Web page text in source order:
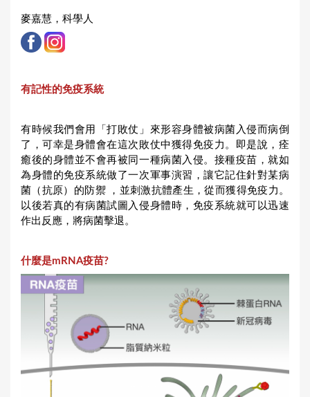
麥嘉慧，科學人
有記性的免疫系統
有時候我們會用「打敗仗」來形容身體被病菌入侵而病倒
了，可幸是身體會在這次敗仗中獲得免疫力。即是說，痊
癒後的身體並不會再被同一種病菌入侵。接種疫苗，就如
為身體的免疫系統做了一次軍事演習，讓它記住針對某病
菌（抗原）的防禦 ，並刺激抗體產生，從而獲得免疫力。
以後若真的有病菌試圖入侵身體時，免疫系統就可以迅速
作出反應，將病菌擊退。
什麼是mRNA疫苗?